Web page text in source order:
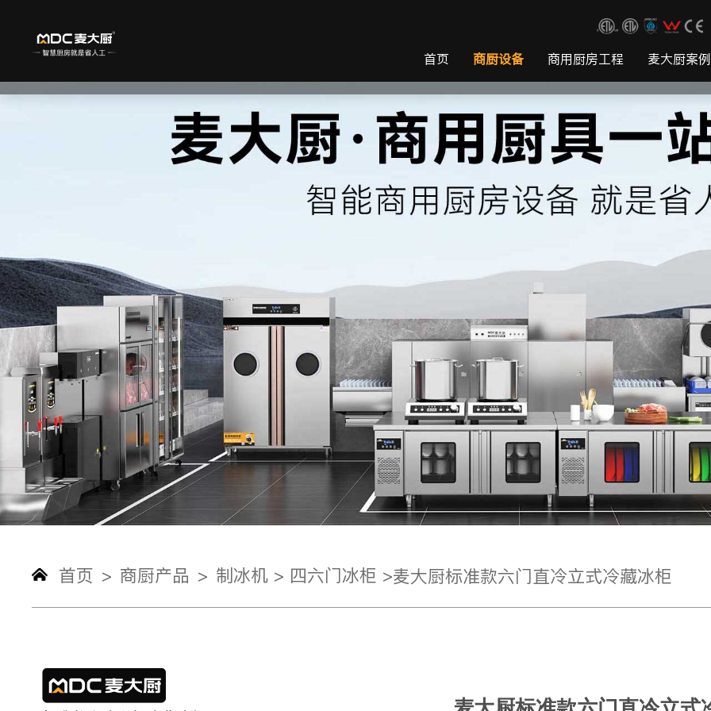
首页 商厨设备 商用厨房工程 麦大厨案例
首页 > 商厨产品 > 制冰机 > 四六门冰柜 >麦大厨标准款六门直冷立式冷藏冰柜